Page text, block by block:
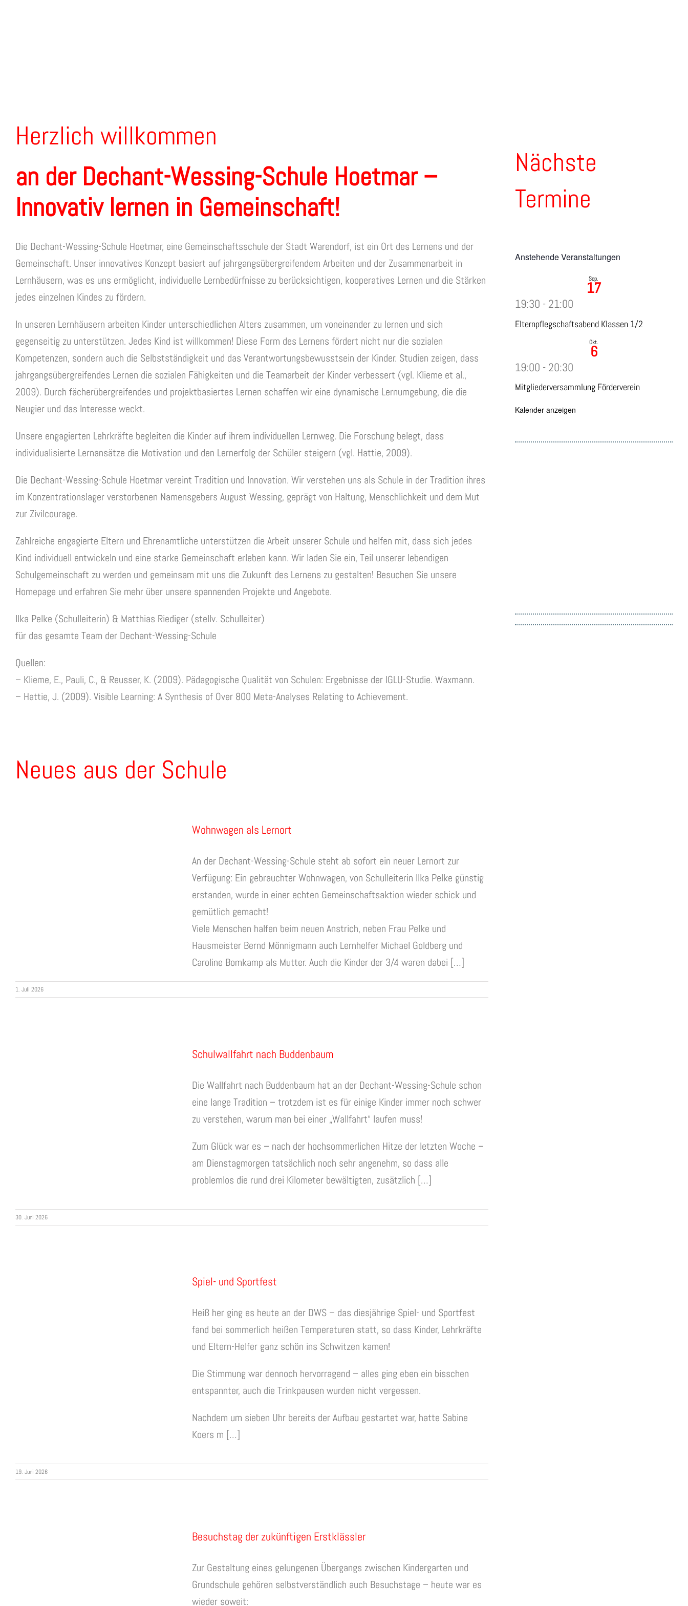
Herzlich willkommen
an der Dechant-Wessing-Schule Hoetmar –
Innovativ lernen in Gemeinschaft!
Die Dechant-Wessing-Schule Hoetmar, eine Gemeinschaftsschule der Stadt Warendorf, ist ein Ort des Lernens und der
Gemeinschaft. Unser innovatives Konzept basiert auf jahrgangsübergreifendem Arbeiten und der Zusammenarbeit in
Lernhäusern, was es uns ermöglicht, individuelle Lernbedürfnisse zu berücksichtigen, kooperatives Lernen und die Stärken
jedes einzelnen Kindes zu fördern.
In unseren Lernhäusern arbeiten Kinder unterschiedlichen Alters zusammen, um voneinander zu lernen und sich
gegenseitig zu unterstützen. Jedes Kind ist willkommen! Diese Form des Lernens fördert nicht nur die sozialen
Kompetenzen, sondern auch die Selbstständigkeit und das Verantwortungsbewusstsein der Kinder. Studien zeigen, dass
jahrgangsübergreifendes Lernen die sozialen Fähigkeiten und die Teamarbeit der Kinder verbessert (vgl. Klieme et al.,
2009). Durch fächerübergreifendes und projektbasiertes Lernen schaffen wir eine dynamische Lernumgebung, die die
Neugier und das Interesse weckt.
Unsere engagierten Lehrkräfte begleiten die Kinder auf ihrem individuellen Lernweg. Die Forschung belegt, dass
individualisierte Lernansätze die Motivation und den Lernerfolg der Schüler steigern (vgl. Hattie, 2009).
Die Dechant-Wessing-Schule Hoetmar vereint Tradition und Innovation. Wir verstehen uns als Schule in der Tradition ihres
im Konzentrationslager verstorbenen Namensgebers August Wessing, geprägt von Haltung, Menschlichkeit und dem Mut
zur Zivilcourage.
Zahlreiche engagierte Eltern und Ehrenamtliche unterstützen die Arbeit unserer Schule und helfen mit, dass sich jedes
Kind individuell entwickeln und eine starke Gemeinschaft erleben kann. Wir laden Sie ein, Teil unserer lebendigen
Schulgemeinschaft zu werden und gemeinsam mit uns die Zukunft des Lernens zu gestalten! Besuchen Sie unsere
Homepage und erfahren Sie mehr über unsere spannenden Projekte und Angebote.
Ilka Pelke (Schulleiterin) & Matthias Riediger (stellv. Schulleiter)
für das gesamte Team der Dechant-Wessing-Schule
Quellen:
– Klieme, E., Pauli, C., & Reusser, K. (2009). Pädagogische Qualität von Schulen: Ergebnisse der IGLU-Studie. Waxmann.
– Hattie, J. (2009). Visible Learning: A Synthesis of Over 800 Meta-Analyses Relating to Achievement.
Neues aus der Schule
Wohnwagen als Lernort
An der Dechant-Wessing-Schule steht ab sofort ein neuer Lernort zur
Verfügung: Ein gebrauchter Wohnwagen, von Schulleiterin Ilka Pelke günstig
erstanden, wurde in einer echten Gemeinschaftsaktion wieder schick und
gemütlich gemacht!
Viele Menschen halfen beim neuen Anstrich, neben Frau Pelke und
Hausmeister Bernd Mönnigmann auch Lernhelfer Michael Goldberg und
Caroline Bomkamp als Mutter. Auch die Kinder der 3/4 waren dabei […]
1. Juli 2026
Schulwallfahrt nach Buddenbaum
Die Wallfahrt nach Buddenbaum hat an der Dechant-Wessing-Schule schon
eine lange Tradition – trotzdem ist es für einige Kinder immer noch schwer
zu verstehen, warum man bei einer „Wallfahrt“ laufen muss!
Zum Glück war es – nach der hochsommerlichen Hitze der letzten Woche –
am Dienstagmorgen tatsächlich noch sehr angenehm, so dass alle
problemlos die rund drei Kilometer bewältigten, zusätzlich […]
30. Juni 2026
Spiel- und Sportfest
Heiß her ging es heute an der DWS – das diesjährige Spiel- und Sportfest
fand bei sommerlich heißen Temperaturen statt, so dass Kinder, Lehrkräfte
und Eltern-Helfer ganz schön ins Schwitzen kamen!
Die Stimmung war dennoch hervorragend – alles ging eben ein bisschen
entspannter, auch die Trinkpausen wurden nicht vergessen.
Nachdem um sieben Uhr bereits der Aufbau gestartet war, hatte Sabine
Koers m […]
19. Juni 2026
Besuchstag der zukünftigen Erstklässler
Zur Gestaltung eines gelungenen Übergangs zwischen Kindergarten und
Grundschule gehören selbstverständlich auch Besuchstage – heute war es
wieder soweit:
Nächste
Termine
Anstehende Veranstaltungen
Sep.
17
19:30 - 21:00
Elternpflegschaftsabend Klassen 1/2
Okt.
6
19:00 - 20:30
Mitgliederversammlung Förderverein
Kalender anzeigen